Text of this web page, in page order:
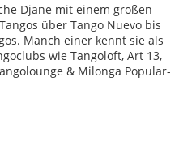
Djane mit einem großen
über Tango Nuevo bis
Manch einer kennt sie als
wie Tangoloft, Art 13,
& Milonga Popular-